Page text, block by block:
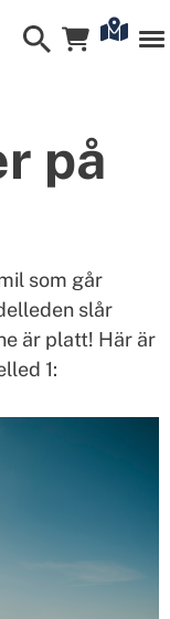
på
som går
slår
är platt! Här är
1: